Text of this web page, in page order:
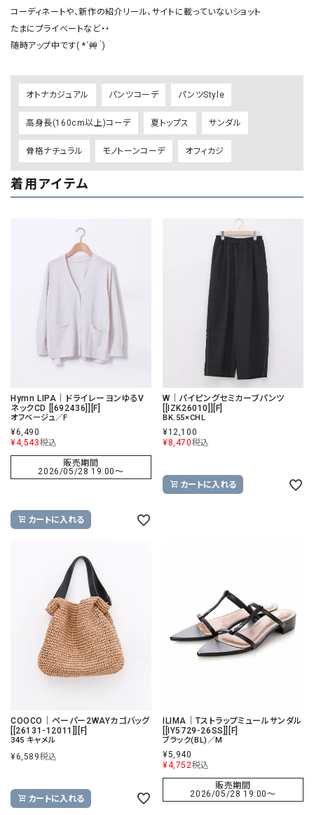
コーディネートや、新作の紹介リール、サイトに載っていないショット
たまにプライベートなど・・
随時アップ中です( *´艸｀)
オトナカジュアル パンツコーデ パンツStyle
高身長(160cm以上)コーデ 夏トップス サンダル
骨格ナチュラル モノトーンコーデ オフィカジ
着用アイテム
Hymn LIPA｜ドライレーヨンゆるV
ネックCD [[692436]][F]
オフベージュ／F
¥6,490
¥4,543税込
販売期間
2026/05/28 19:00〜
カートに入れる
W｜パイピングセミカーブパンツ
[[IZK26010]][F]
BK.55×CHL
¥12,100
¥8,470税込
カートに入れる
COOCO｜ペーパー2WAYカゴバッグ
[[26131-12011]][F]
345 キャメル
¥6,589税込
カートに入れる
ILIMA｜Tストラップミュールサンダル
[[IY5729-26SS]][F]
ブラック(BL)／M
¥5,940
¥4,752税込
販売期間
2026/05/28 19:00〜